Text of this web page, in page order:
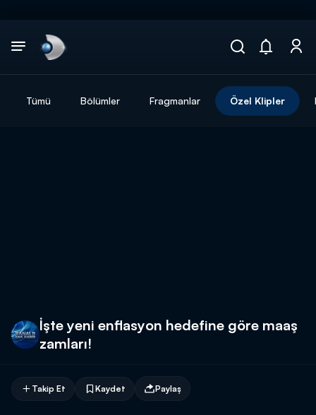
Tümü Bölümler Fragmanlar Özel Klipler
İşte yeni enflasyon hedefine göre maaş
zamları!
Takip Et Kaydet Paylaş